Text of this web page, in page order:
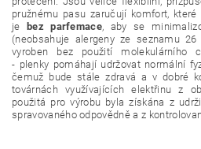
pružnému pasu zaručují komfort,
je
bez parfemace, aby se
(neobsahuje alergeny ze seznamu
vyroben bez použití molekulárního
- plenky pomáhají udržovat normální
čemuž bude stále zdravá a v dobré
továrnách využívajících elektřinu z
použitá pro výrobu byla získána z
spravovaného odpovědně a z